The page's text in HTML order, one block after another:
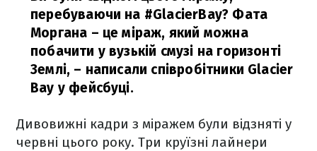
перебуваючи на #GlacierBay? Фата
Моргана – це міраж, який можна
побачити у вузькій смузі на горизонті
Землі, – написали співробітники Glacier
Bay у фейсбуці.
Дивовижні кадри з міражем були відзняті у
червні цього року. Три круїзні лайнери